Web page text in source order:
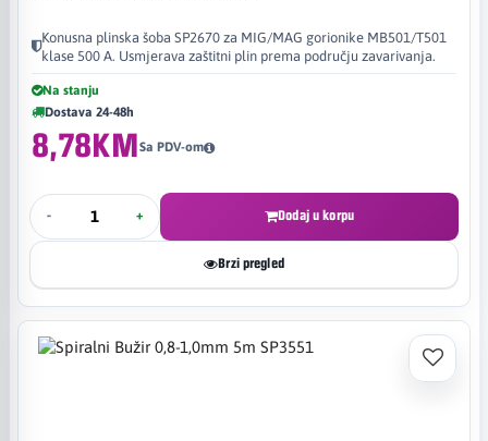
Konusna plinska šoba SP2670 za MIG/MAG gorionike MB501/T501
klase 500 A. Usmjerava zaštitni plin prema području zavarivanja.
Na stanju
Dostava 24-48h
8,78KMSa PDV-om
- + Dodaj u korpu
Brzi pregled